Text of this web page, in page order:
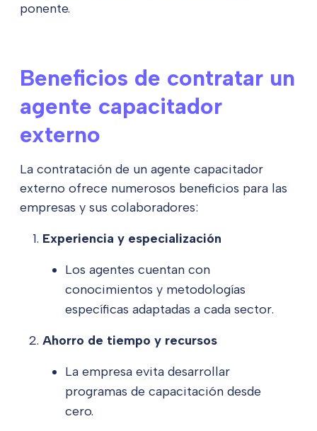
ponente.
Beneficios de contratar un
agente capacitador
externo
La contratación de un agente capacitador
externo ofrece numerosos beneficios para las
empresas y sus colaboradores:
Experiencia y especialización
Los agentes cuentan con
conocimientos y metodologías
específicas adaptadas a cada sector.
Ahorro de tiempo y recursos
La empresa evita desarrollar
programas de capacitación desde
cero.